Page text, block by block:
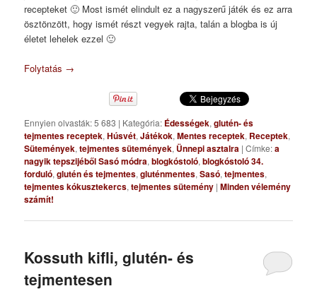
recepteket 🙂 Most ismét elindult ez a nagyszerű játék és ez arra
ösztönzött, hogy ismét részt vegyek rajta, talán a blogba is új
életet lehelek ezzel 🙂
Folytatás →
Ennyien olvasták: 5 683 | Kategória: Édességek,glutén- és
tejmentes receptek,Húsvét,Játékok,Mentes receptek, Receptek,
Sütemények,tejmentes sütemények, Ünnepi asztalra |Címke:a
nagyik tepszijéből Sasó módra,blogkóstoló,blogkóstoló 34.
forduló,glutén és tejmentes,gluténmentes,Sasó,tejmentes,
tejmentes kókusztekercs,tejmentes sütemény |Minden vélemény
számít!
Kossuth kifli, glutén- és
tejmentesen